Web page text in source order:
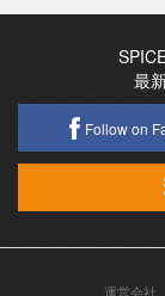
最
Follow on
運営会社